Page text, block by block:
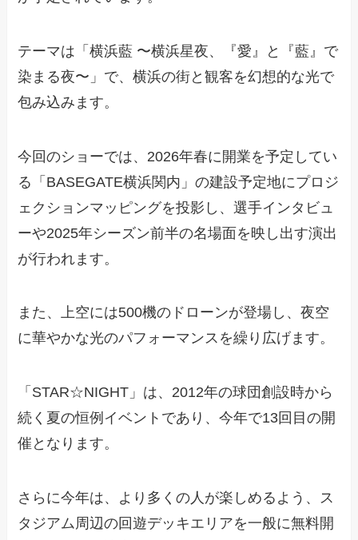
テーマは「横浜藍 〜横浜星夜、『愛』と『藍』で
染まる夜〜」で、横浜の街と観客を幻想的な光で
包み込みます。
今回のショーでは、2026年春に開業を予定してい
る「BASEGATE横浜関内」の建設予定地にプロジ
ェクションマッピングを投影し、選手インタビュ
ーや2025年シーズン前半の名場面を映し出す演出
が行われます。
また、上空には500機のドローンが登場し、夜空
に華やかな光のパフォーマンスを繰り広げます。
「STAR☆NIGHT」は、2012年の球団創設時から
続く夏の恒例イベントであり、今年で13回目の開
催となります。
さらに今年は、より多くの人が楽しめるよう、ス
タジアム周辺の回遊デッキエリアを一般に無料開